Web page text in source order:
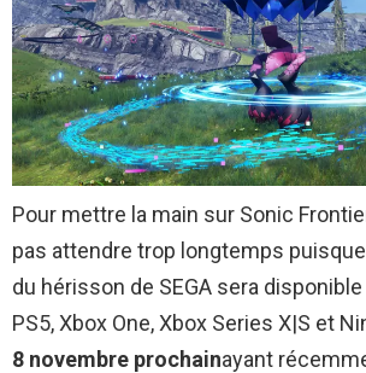
Pour mettre la main sur Sonic
pas attendre trop longtemps
du hérisson de SEGA sera disponible
PS5, Xbox One, Xbox Series X|S et
8 novembre prochainayant